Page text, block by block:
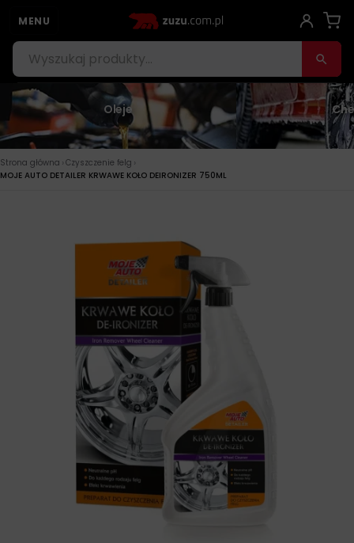
MENU
Oleje
Strona główna › Czyszczenie felg ›
MOJE AUTO DETAILER KRWAWE KOŁO DEIRONIZER 750ML